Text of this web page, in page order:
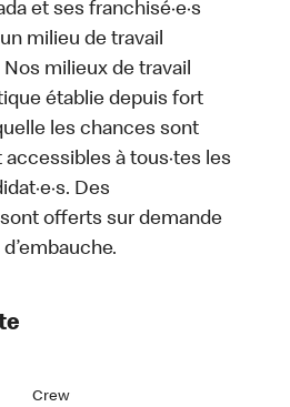
et ses franchisé·e·s
milieu de travail
milieux de travail
établie depuis fort
les chances sont
à tous·tes les
Des
offerts sur demande
Crew